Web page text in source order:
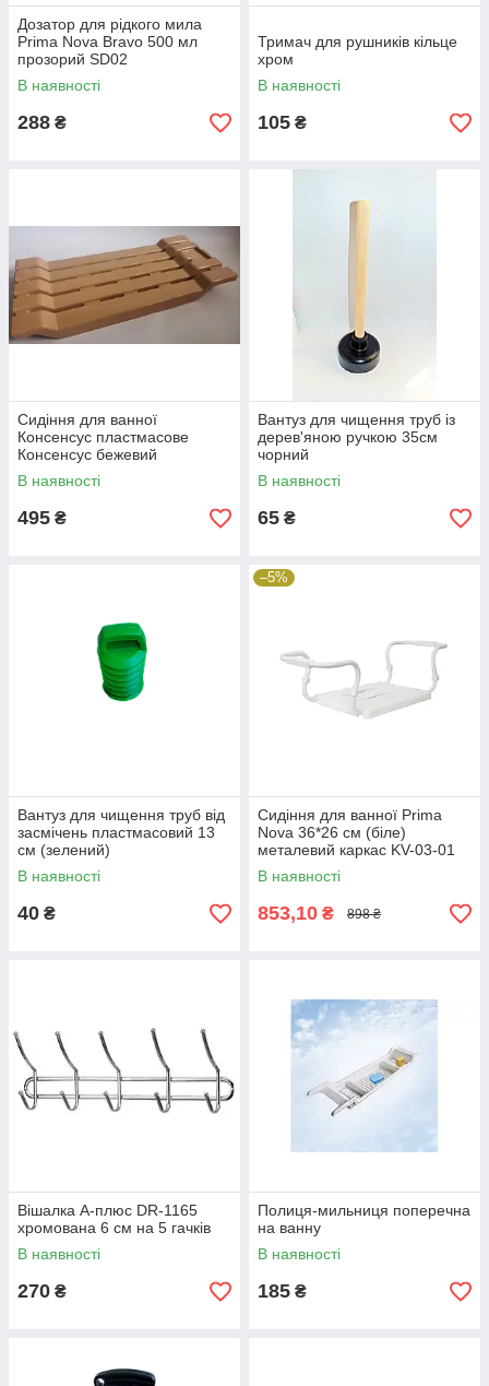
Дозатор для рідкого мила
Prima Nova Bravo 500 мл
прозорий SD02
В наявності
288 ₴
Тримач для рушників кільце
хром
В наявності
105 ₴
Сидіння для ванної
Консенсус пластмасове
Консенсус бежевий
В наявності
495 ₴
Вантуз для чищення труб із
дерев'яною ручкою 35см
чорний
В наявності
65 ₴
Вантуз для чищення труб від
засмічень пластмасовий 13
см (зелений)
В наявності
40 ₴
–5%
Сидіння для ванної Prima
Nova 36*26 см (біле)
металевий каркас KV-03-01
В наявності
853,10 ₴ 898 ₴
Вішалка А-плюс DR-1165
хромована 6 см на 5 гачків
В наявності
270 ₴
Полиця-мильниця поперечна
на ванну
В наявності
185 ₴